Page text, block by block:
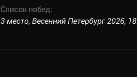
Список побед:
3 место, Весенний Петербург 2026,